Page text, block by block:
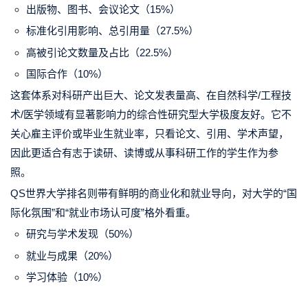
出版物、图书、会议论文（15%）
标准化引用影响、总引用量（27.5%）
高被引论文数量及占比（22.5%）
国际合作（10%）
这套体系对科研产出巨大、论文发表量高、在自然科学/工程技
术/医学领域有显著影响力的综合性研究型大学极度友好。它不
关心雇主评价或毕业生就业率，只看论文、引用、学术声望，
因此更适合有志于读研、读博或从事科研工作的学生作为参
照。
QS世界大学排名则带有鲜明的商业化和就业导向，对大学的“国
际化氛围”和“就业市场认可度”格外看重。
研究与学术发现（50%）
就业与成果（20%）
学习体验（10%）